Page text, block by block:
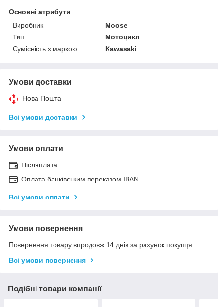
Основні атрибути
Виробник
Moose
Тип
Мотоцикл
Сумісність з маркою
Kawasaki
Умови доставки
Нова Пошта
Всі умови доставки
Умови оплати
Післяплата
Оплата банківським переказом IBAN
Всі умови оплати
Умови повернення
Повернення товару впродовж 14 днів за рахунок покупця
Всі умови повернення
Подібні товари компанії